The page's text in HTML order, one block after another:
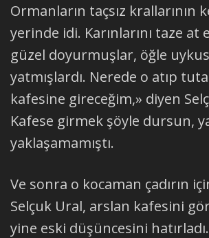
Ormanların taçsız krallarının
yerinde idi. Karınlarını taze
güzel doyurmuşlar, öğle
yatmışlardı. Nerede o atıp
kafesine gireceğim,» diyen
Kafese girmek şöyle dursun,
yaklaşamamıştı.
Ve sonra o kocaman çadırın
Selçuk Ural, arslan kafesini
yine eski düşüncesini